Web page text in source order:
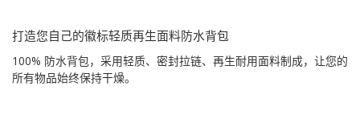
打造您自己的徽标轻质再生面料防水背包
100% 防水背包，采用轻质、密封拉链、再生耐用面料制成，让您的
所有物品始终保持干燥。